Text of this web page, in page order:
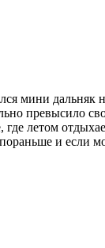
мини дальняк
превысило
летом
и если